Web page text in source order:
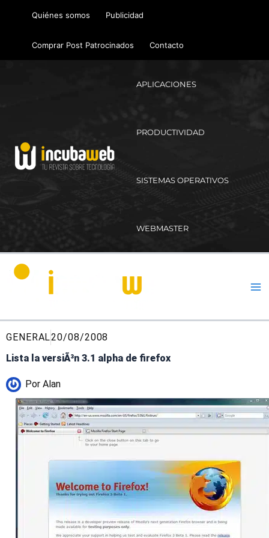
Quiénes somos Publicidad
Comprar Post Patrocinados Contacto
APLICACIONES
PRODUCTIVIDAD
SISTEMAS OPERATIVOS
WEBMASTER
GENERAL20/08/2008
Lista la versiÃ³n 3.1 alpha de firefox
Por Alan